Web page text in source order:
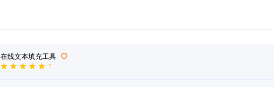
在线文本填充工具
5